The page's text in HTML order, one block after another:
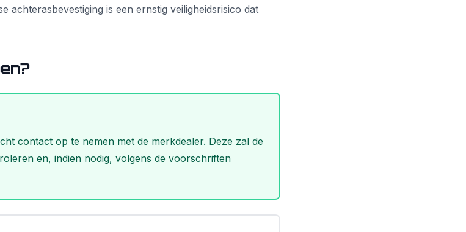
achterasbevestiging is een ernstig veiligheidsrisico dat
contact op te nemen met de merkdealer. Deze zal de
en, indien nodig, volgens de voorschriften